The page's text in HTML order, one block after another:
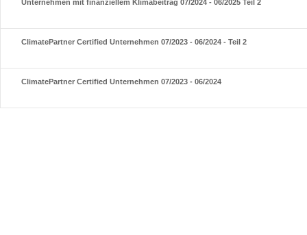
Unternehmen mit finanziellem Klimabeitrag 07/2024 - 06/2025 Teil 2
ClimatePartner Certified Unternehmen 07/2023 - 06/2024 - Teil 2
ClimatePartner Certified Unternehmen 07/2023 - 06/2024